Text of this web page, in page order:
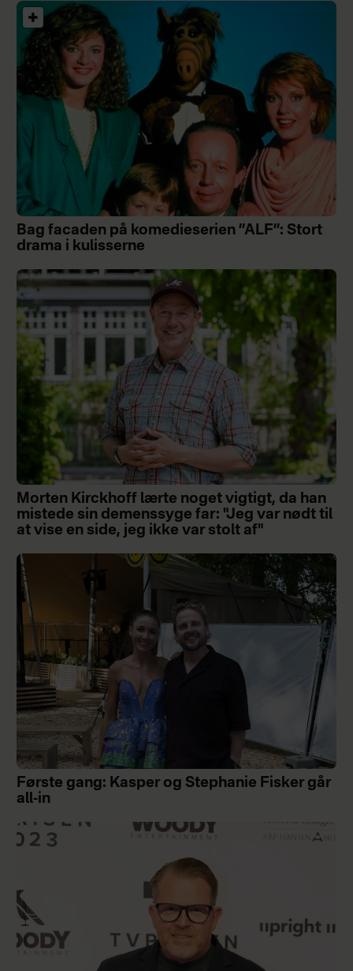
Bag facaden på komedieserien ”ALF”: Stort
drama i kulisserne
Morten Kirckhoff lærte noget vigtigt, da han
mistede sin demenssyge far: "Jeg var nødt til
at vise en side, jeg ikke var stolt af"
Første gang: Kasper og Stephanie Fisker går
all-in